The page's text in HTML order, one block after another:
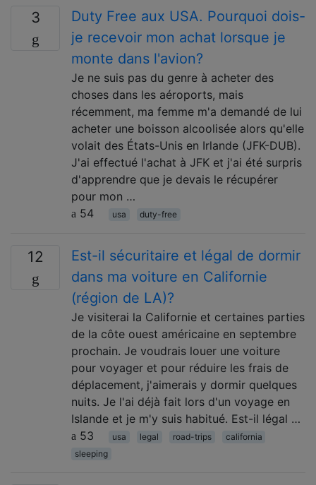
3
Duty Free aux USA. Pourquoi dois-
je recevoir mon achat lorsque je
monte dans l'avion?
Je ne suis pas du genre à acheter des
choses dans les aéroports, mais
récemment, ma femme m'a demandé de lui
acheter une boisson alcoolisée alors qu'elle
volait des États-Unis en Irlande (JFK-DUB).
J'ai effectué l'achat à JFK et j'ai été surpris
d'apprendre que je devais le récupérer
pour mon …
54
usa duty-free
12
Est-il sécuritaire et légal de dormir
dans ma voiture en Californie
(région de LA)?
Je visiterai la Californie et certaines parties
de la côte ouest américaine en septembre
prochain. Je voudrais louer une voiture
pour voyager et pour réduire les frais de
déplacement, j'aimerais y dormir quelques
nuits. Je l'ai déjà fait lors d'un voyage en
Islande et je m'y suis habitué. Est-il légal …
53
usa legal road-trips
california
sleeping